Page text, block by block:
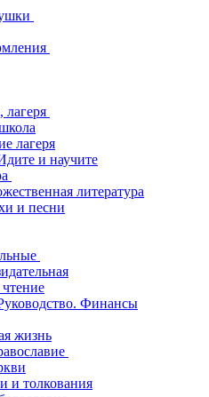
лагеря
лагеря
и научите
литература
и песни
Финансы
жизнь
и толкования